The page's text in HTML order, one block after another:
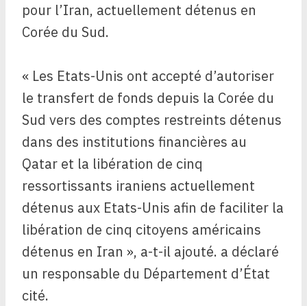
pour l’Iran, actuellement détenus en
Corée du Sud.
« Les Etats-Unis ont accepté d’autoriser
le transfert de fonds depuis la Corée du
Sud vers des comptes restreints détenus
dans des institutions financières au
Qatar et la libération de cinq
ressortissants iraniens actuellement
détenus aux Etats-Unis afin de faciliter la
libération de cinq citoyens américains
détenus en Iran », a-t-il ajouté. a déclaré
un responsable du Département d’État
cité.